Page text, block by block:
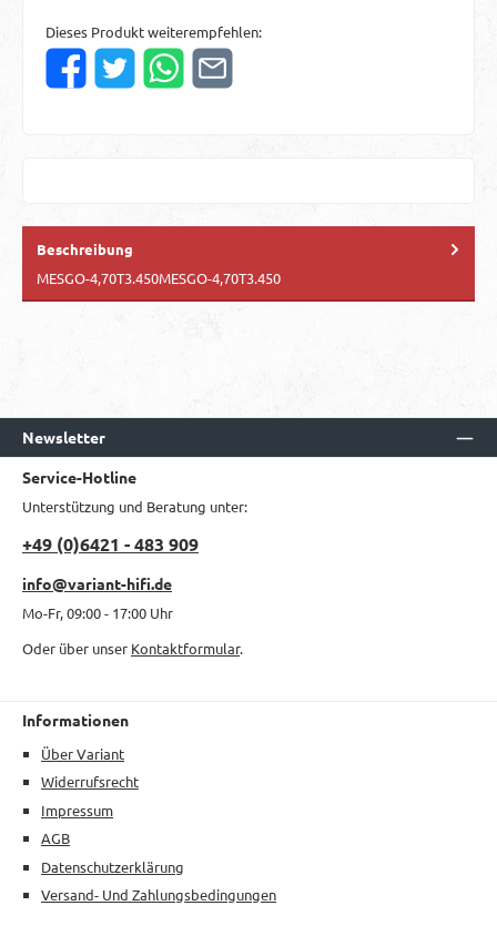
Dieses Produkt weiterempfehlen:
Beschreibung
MESGO-4,70T3.450MESGO-4,70T3.450
Newsletter
Service-Hotline
Unterstützung und Beratung unter:
+49 (0)6421 - 483 909
info@variant-hifi.de
Mo-Fr, 09:00 - 17:00 Uhr
Oder über unser Kontaktformular.
Informationen
Über Variant
Widerrufsrecht
Impressum
AGB
Datenschutzerklärung
Versand- Und Zahlungsbedingungen